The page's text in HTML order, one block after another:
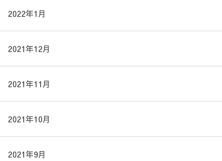
2022年1月
2021年12月
2021年11月
2021年10月
2021年9月